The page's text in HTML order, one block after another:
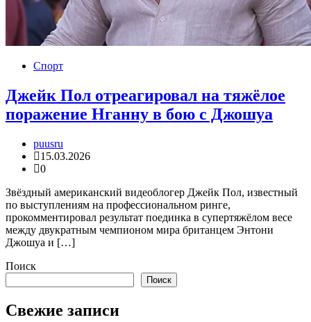
Спорт
Джейк Пол отреагировал на тяжёлое
поражение Нганну в бою с Джошуа
puusru
15.03.2026
0
Звёздный американский видеоблогер Джейк Пол, известный
по выступлениям на профессиональном ринге,
прокомментировал результат поединка в супертяжёлом весе
между двукратным чемпионом мира британцем Энтони
Джошуа и […]
Поиск
Поиск
Свежие записи